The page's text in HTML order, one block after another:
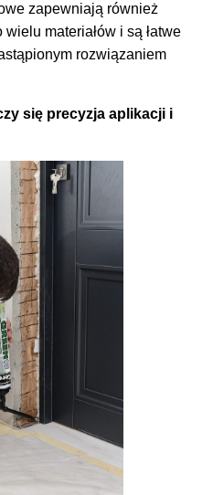
zapewniają również
materiałów i są łatwe
rozwiązaniem
się precyzja aplikacji i